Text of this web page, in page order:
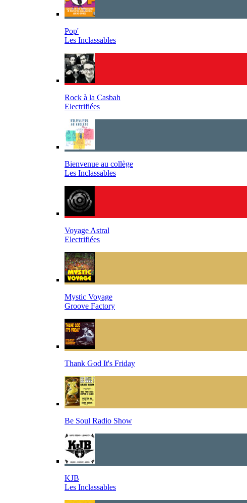
Pop'
Les Inclassables
Rock à la Casbah
Electrifiées
Bienvenue au collège
Les Inclassables
Voyage Astral
Electrifiées
Mystic Voyage
Groove Factory
Thank God It's Friday
Be Soul Radio Show
KJB
Les Inclassables